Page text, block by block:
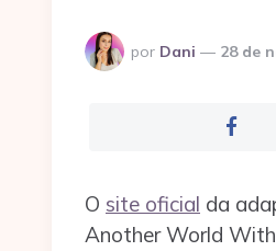
Postado
por
por Dani 28 de
O site oficial da
Another World